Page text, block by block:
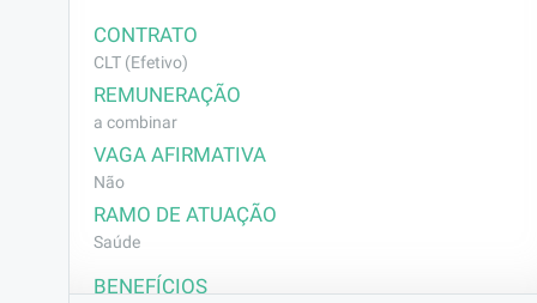
CONTRATO
CLT (Efetivo)
REMUNERAÇÃO
a combinar
VAGA AFIRMATIVA
Não
RAMO DE ATUAÇÃO
Saúde
BENEFÍCIOS